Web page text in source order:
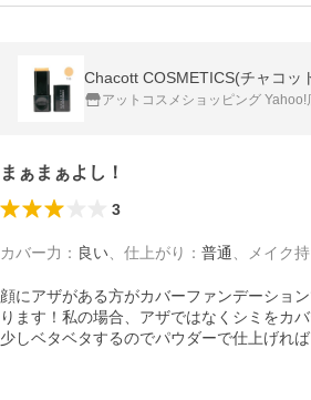
Chacott COSMETICS(チャコッ
アットコスメショッピング Yahoo!
まぁまぁよし！
3
カバー力 ： 良い 仕上がり ： 普通 メイク
顔にアザがある方がカバーファンデーショ
ります！私の場合、アザではなくシミをカ
少しベタベタするのでパウダーで仕上げれ